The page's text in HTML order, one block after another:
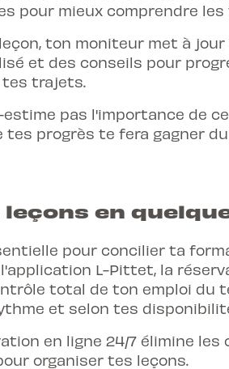
pour mieux comprendre
ton moniteur met à
et des conseils pour
tes trajets.
estime pas l'importance de
tes progrès te fera gagner
leçons en
pour concilier ta
L-Pittet, la
total de ton emploi du
et selon tes
en ligne 24/7 élimine
organiser tes leçons.